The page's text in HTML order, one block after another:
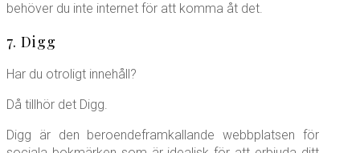
behöver du inte internet för att komma åt det.
7. Digg
Har du otroligt innehåll?
Då tillhör det Digg.
Digg är den beroendeframkallande webbplatsen för